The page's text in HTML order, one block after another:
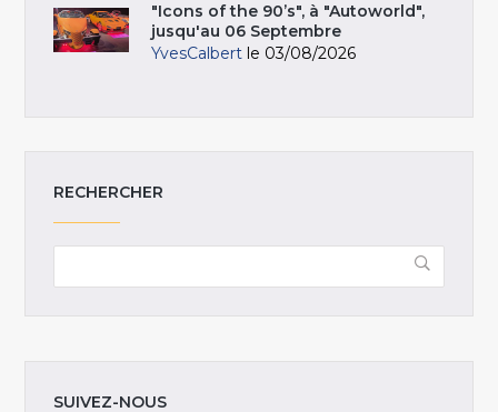
"Icons of the 90’s", à "Autoworld",
jusqu'au 06 Septembre
YvesCalbert le 03/08/2026
RECHERCHER
SUIVEZ-NOUS